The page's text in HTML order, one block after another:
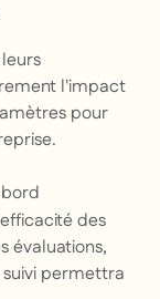
l'impact
pour
des
évaluations,
permettra